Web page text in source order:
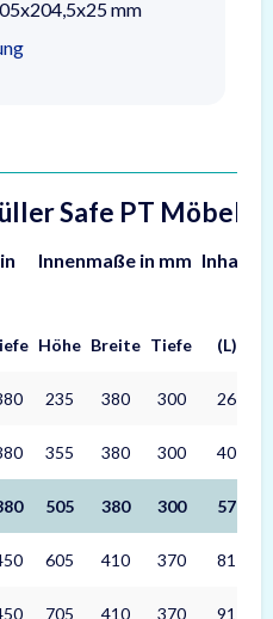
mm
Safe PT
Innenmaße in mm Inhalt
Höhe Breite Tiefe (L)
235 380 300 26
355 380 300 40
505 380 300 57
605 410 370 81
705 410 370 91